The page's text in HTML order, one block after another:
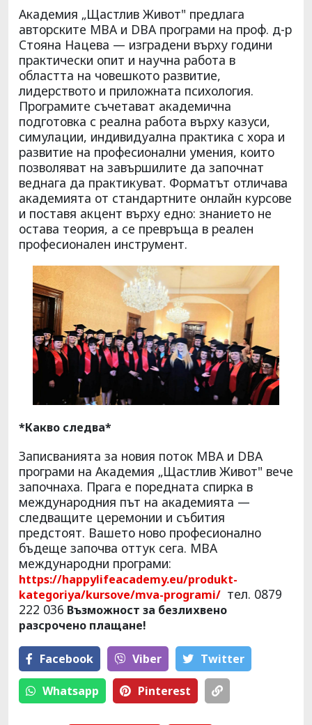
Академия „Щастлив Живот" предлага
авторските MBA и DBA програми на проф. д-р
Стояна Нацева — изградени върху години
практически опит и научна работа в
областта на човешкото развитие,
лидерството и приложната психология.
Програмите съчетават академична
подготовка с реална работа върху казуси,
симулации, индивидуална практика с хора и
развитие на професионални умения, които
позволяват на завършилите да започнат
веднага да практикуват. Форматът отличава
академията от стандартните онлайн курсове
и поставя акцент върху едно: знанието не
остава теория, а се превръща в реален
професионален инструмент.
*Какво следва*
Записванията за новия поток MBA и DBA
програми на Академия „Щастлив Живот" вече
започнаха. Прага е поредната спирка в
международния път на академията —
следващите церемонии и събития
предстоят. Вашето ново професионално
бъдеще започва оттук сега. MBA
международни програми:
https://happylifeacademy.eu/produkt-
kategoriya/kursove/mva-programi/ тел. 0879
222 036 Възможност за безлихвено
разсрочено плащане!
Facebook Viber Тwitter
Whatsapp Pinterest